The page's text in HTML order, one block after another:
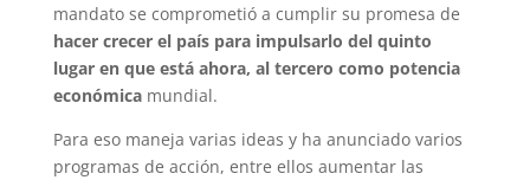
mandato se comprometió a cumplir su promesa de
hacer crecer el país para impulsarlo del quinto
lugar en que está ahora, al tercero como potencia
económicamundial.
Para eso maneja varias ideas y ha anunciado varios
programas de acción, entre ellos aumentar las